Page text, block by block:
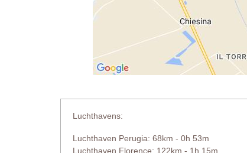
Luchthavens:
Luchthaven Perugia: 68km - 0h 53m
Luchthaven Florence: 122km - 1h 15m